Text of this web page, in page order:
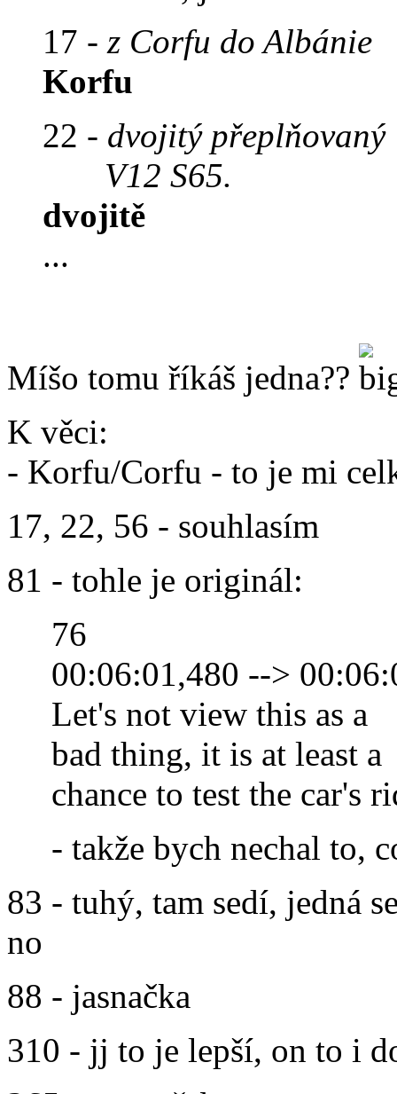
17 - z Corfu do Albánie
Korfu
22 - dvojitý přeplňovaný
V12 S65.
dvojitě
...
Míšo tomu říkáš jedna??
K věci:
- Korfu/Corfu - to je mi
17, 22, 56 - souhlasím
81 - tohle je originál:
76
00:06:01,480 -->
Let's not view this as a
bad thing, it is at least a
chance to test the car's
- takže bych nechal to,
83 - tuhý, tam sedí, jedná
no
88 - jasnačka
310 - jj to je lepší, on to i